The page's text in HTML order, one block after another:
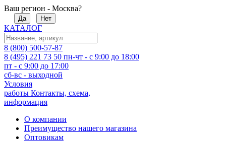
Ваш регион - Москва?
Да Нет
КАТАЛОГ
8 (800) 500-57-87
8 (495) 221 73 50 пн-чт - с 9:00 до 18:00
пт - с 9:00 до 17:00
сб-вс - выходной
Условия
работы Контакты, схема,
информация
О компании
Преимущество нашего магазина
Оптовикам